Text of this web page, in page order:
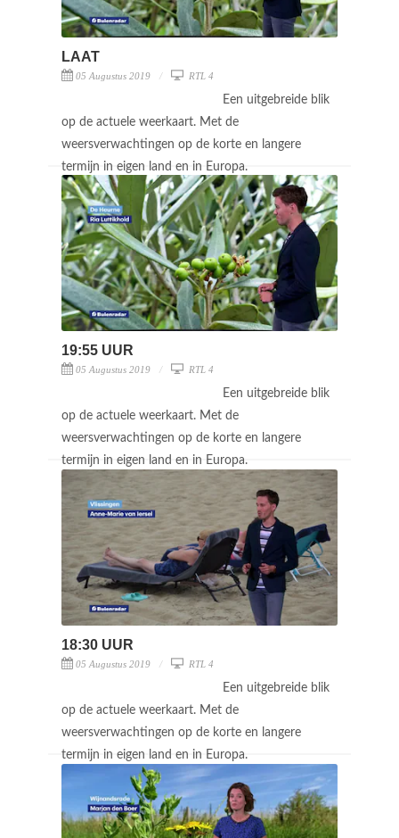
LAAT
05 Augustus 2019 RTL 4
Een uitgebreide blik
op de actuele weerkaart. Met de
weersverwachtingen op de korte en langere
termijn in eigen land en in Europa.
19:55 UUR
05 Augustus 2019 RTL 4
Een uitgebreide blik
op de actuele weerkaart. Met de
weersverwachtingen op de korte en langere
termijn in eigen land en in Europa.
18:30 UUR
05 Augustus 2019 RTL 4
Een uitgebreide blik
op de actuele weerkaart. Met de
weersverwachtingen op de korte en langere
termijn in eigen land en in Europa.